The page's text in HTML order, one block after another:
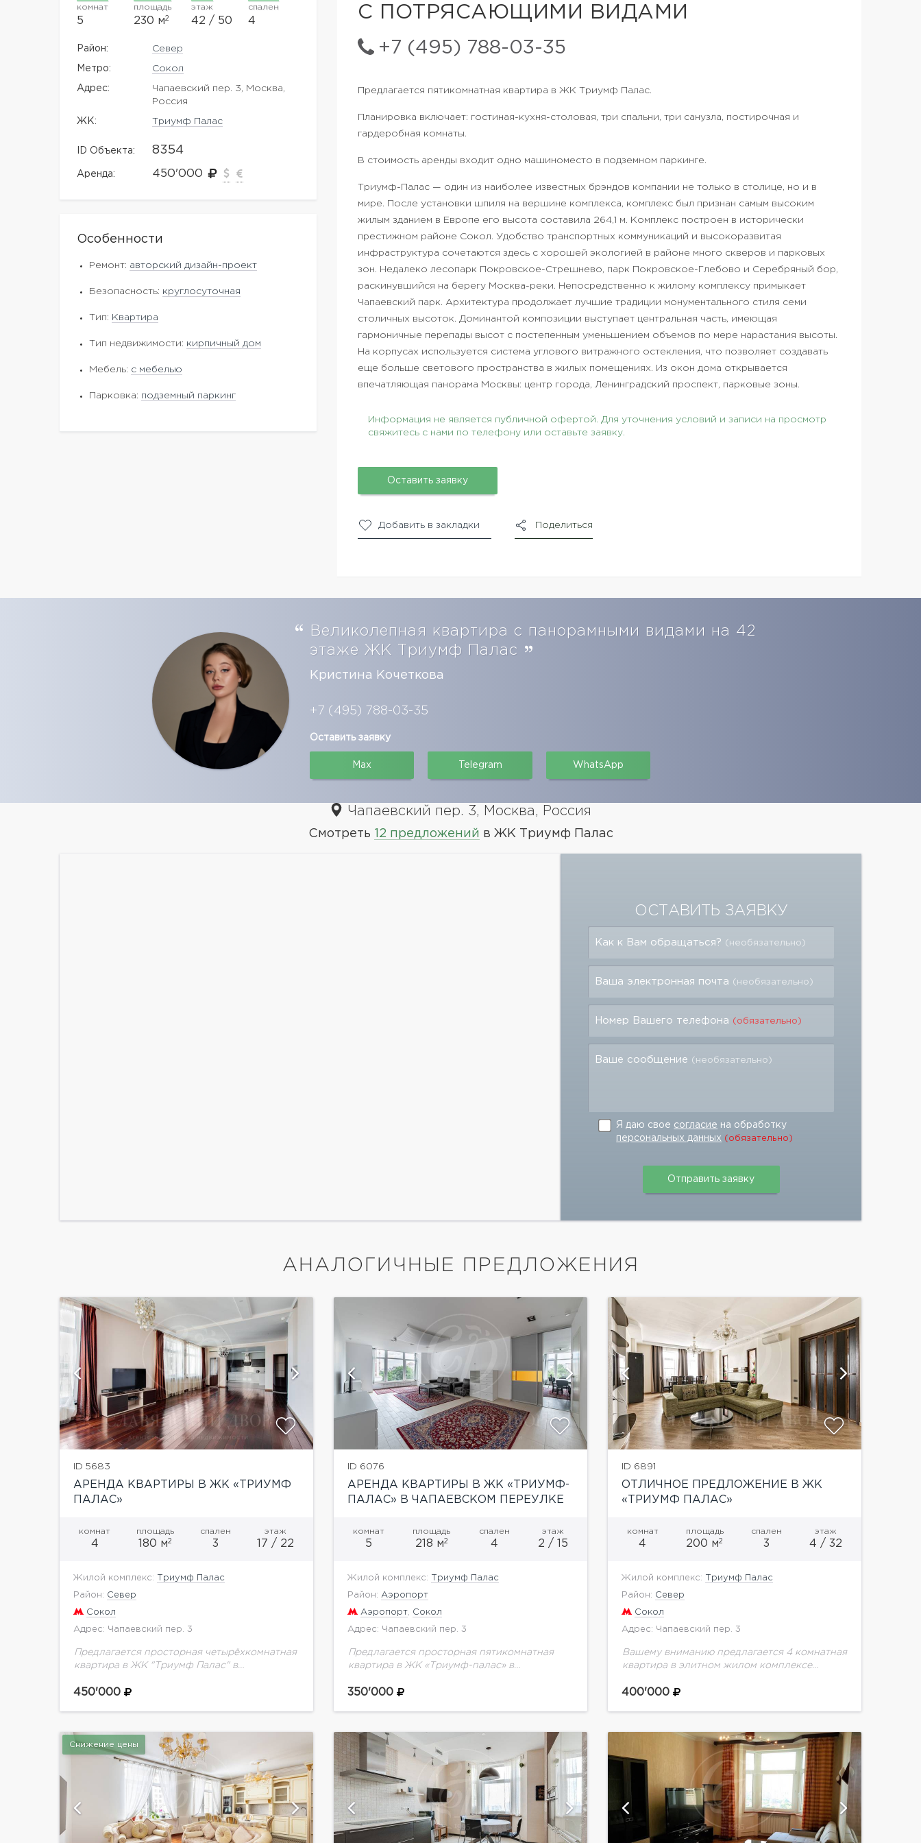
С ПОТРЯСАЮЩИМИ ВИДАМИ
+7 (495) 788-03-35
комнат
5
площадь
230 м2
этаж
42 / 50
спален
4
Район: Север
Метро: Сокол
Адрес:
Чапаевский пер. 3, Москва,
Россия
ЖK: Триумф Палас
ID Объекта: 8354
Аренда: 450'000
Особенности
Ремонт: авторский дизайн-проект
Безопасность: круглосуточная
Тип: Квартира
Тип недвижимости: кирпичный дом
Мебель: с мебелью
Парковка: подземный паркинг
Предлагается пятикомнатная квартира в ЖК Триумф Палас.
Планировка включает: гостиная-кухня-столовая, три спальни, три санузла, постирочная и
гардеробная комнаты.
В стоимость аренды входит одно машиноместо в подземном паркинге.
Триумф-Палас — один из наиболее известных брэндов компании не только в столице, но и в
мире. После установки шпиля на вершине комплекса, комплекс был признан самым высоким
жилым зданием в Европе его высота составила 264,1 м. Комплекс построен в исторически
престижном районе Сокол. Удобство транспортных коммуникаций и высокоразвитая
инфраструктура сочетаются здесь с хорошей экологией в районе много скверов и парковых
зон. Недалеко лесопарк Покровское-Стрешнево, парк Покровское-Глебово и Серебряный бор,
раскинувшийся на берегу Москва-реки. Непосредственно к жилому комплексу примыкает
Чапаевский парк. Архитектура продолжает лучшие традиции монументального стиля семи
столичных высоток. Доминантой композиции выступает центральная часть, имеющая
гармоничные перепады высот с постепенным уменьшением объемов по мере нарастания высоты.
На корпусах используется система углового витражного остекления, что позволяет создавать
еще больше светового пространства в жилых помещениях. Из окон дома открывается
впечатляющая панорама Москвы: центр города, Ленинградский проспект, парковые зоны.
Информация не является публичной офертой. Для уточнения условий и записи на просмотр
свяжитесь с нами по телефону или оставьте заявку.
Оставить заявку
Добавить в закладки Поделиться
Великолепная квартира с панорамными видами на 42
этаже ЖК Триумф Палас
Кристина Кочеткова
+7 (495) 788-03-35
Оставить заявку
Max Telegram WhatsApp
Чапаевский пер. 3, Москва, Россия
Смотреть 12 предложений в ЖК Триумф Палас
ОСТАВИТЬ ЗАЯВКУ
Как к Вам обращаться? (необязательно)
Ваша электронная почта (необязательно)
Номер Вашего телефона (обязательно)
Ваше сообщение (необязательно)
Я даю свое согласие на обработку
персональных данных (обязательно)
АНАЛОГИЧНЫЕ ПРЕДЛОЖЕНИЯ
ID 5683
АРЕНДА КВАРТИРЫ В ЖК «ТРИУМФ
ПАЛАС»
комнат
4
площадь
180 м2
спален
3
этаж
17 / 22
Жилой комплекс: Триумф Палас
Район: Север
Сокол
Адрес: Чапаевский пер. 3
Предлагается просторная четырёхкомнатная
квартира в ЖК "Триумф Палас" в
кв.м. Планировка: 3 спальни (24, 12, 18 кв.м),
450'000
показать ещё 24 фотографии
ID 6076
АРЕНДА КВАРТИРЫ В ЖК «ТРИУМФ-
ПАЛАС» В ЧАПАЕВСКОМ ПЕРЕУЛКЕ
комнат
5
площадь
218 м2
спален
4
этаж
2 / 15
Жилой комплекс: Триумф Палас
Район: Аэропорт
Аэропорт, Сокол
Адрес: Чапаевский пер. 3
Предлагается просторная пятикомнатная
квартира в ЖК «Триумф-палас» в
спальни (25, 20 и 18 кв.м), гостиная (50 кв.м),
350'000
показать ещё 30 фотографий
ID 6891
ОТЛИЧНОЕ ПРЕДЛОЖЕНИЕ В ЖК
«ТРИУМФ ПАЛАС»
комнат
4
площадь
200 м2
спален
3
этаж
4 / 32
Жилой комплекс: Триумф Палас
Район: Север
Сокол
Адрес: Чапаевский пер. 3
Вашему вниманию предлагается 4 комнатная
квартира в элитном жилом комплексе
меблирована. Свежий ремонт выполнен в
класса. Планировка: гостиная,...
400'000
Снижение цены
показать ещё 16 фотографий показать ещё 15 фотографий